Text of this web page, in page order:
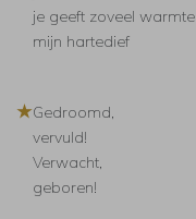
je geeft zoveel warmte
mijn hartedief
★Gedroomd,
vervuld!
Verwacht,
geboren!